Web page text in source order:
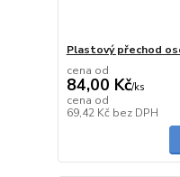
Plastový přechod
cena od
84,00 Kč/ks
cena od
69,42 Kč bez DPH